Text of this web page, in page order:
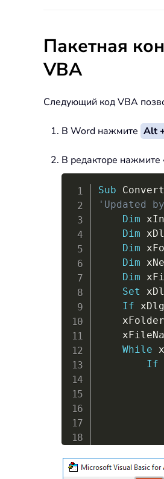
Пакетная
VBA
Следующий код VBA
В Word нажмите Alt
В редакторе нажмите
Sub
'Updated
Dim
Dim
Dim
Dim
Dim
Set
If xDlg
While
If